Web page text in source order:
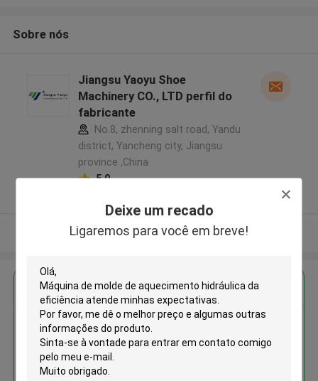
Deixe um recado
Ligaremos para você em breve!
Sobre nós
Jiangsu Yaoyu Shoe
Machinery CO., LTD perfil do
fabricante
No.8, zhenning salt road, Yandu
district, Yancheng city, Jiangsu
province ,China
5.0
Veja mais
Obter o melhor preço para
Máquina de molde de
aquecimento hidráulica da